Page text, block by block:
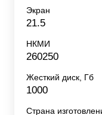
Экран
21.5
НКМИ
260250
Жесткий диск, Гб
1000
Страна